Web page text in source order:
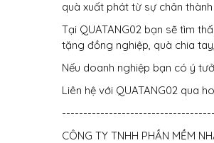
quà xuất phát từ sự chân
Tại QUATANG02 bạn sẽ tìm
tặng đồng nghiệp, quà chia
Nếu doanh nghiệp bạn có ý
Liên hệ với QUATANG02 qua
CÔNG TY TNHH PHẦN MỀM